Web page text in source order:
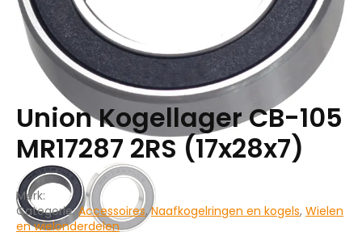
Union Kogellager CB-105
MR17287 2RS (17x28x7)
Merk:
Categorie:Accessoires,Naafkogelringen en kogels, Wielen
en wielonderdelen